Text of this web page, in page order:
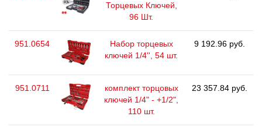
Торцевых Ключей,
96 Шт.
951.0654
Набор торцевых
ключей 1/4'', 54 шт.
9 192.96 руб.
951.0711
комплект торцовых
ключей 1/4" - +1/2",
110 шт.
23 357.84 руб.